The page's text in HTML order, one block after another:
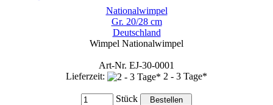
Nationalwimpel
Gr. 20/28 cm
Deutschland
Wimpel Nationalwimpel
Art-Nr. EJ-30-0001
Lieferzeit:
2 - 3 Tage*
Stück